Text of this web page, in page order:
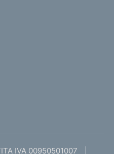
IVA 00950501007